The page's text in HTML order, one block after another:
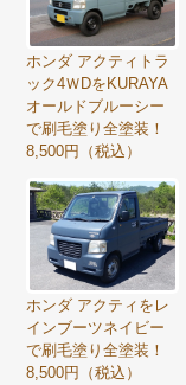
ホンダ アクティトラ
ック4ＷDをKURAYA
オールドブルーシー
で刷毛塗り全塗装！
8,500円（税込）
ホンダ アクティをレ
インブーツネイビー
で刷毛塗り全塗装！
8,500円（税込）